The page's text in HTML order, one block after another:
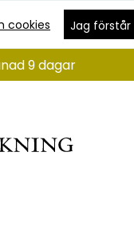
cookies Jag förstår
9 dagar